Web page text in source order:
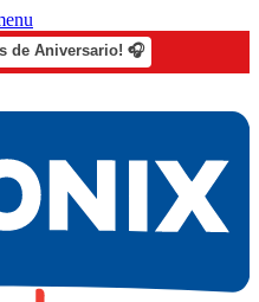
de Aniversario! 🎧